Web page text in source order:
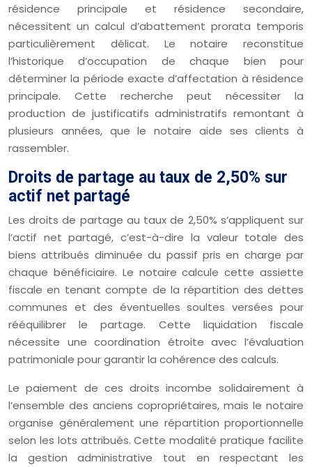
résidence principale et résidence secondaire,
nécessitent un calcul d’abattement prorata temporis
particulièrement délicat. Le notaire reconstitue
l’historique d’occupation de chaque bien pour
déterminer la période exacte d’affectation à résidence
principale. Cette recherche peut nécessiter la
production de justificatifs administratifs remontant à
plusieurs années, que le notaire aide ses clients à
rassembler.
Droits de partage au taux de 2,50% sur
actif net partagé
Les droits de partage au taux de 2,50% s’appliquent sur
l’actif net partagé, c’est-à-dire la valeur totale des
biens attribués diminuée du passif pris en charge par
chaque bénéficiaire. Le notaire calcule cette assiette
fiscale en tenant compte de la répartition des dettes
communes et des éventuelles soultes versées pour
rééquilibrer le partage. Cette liquidation fiscale
nécessite une coordination étroite avec l’évaluation
patrimoniale pour garantir la cohérence des calculs.
Le paiement de ces droits incombe solidairement à
l’ensemble des anciens copropriétaires, mais le notaire
organise généralement une répartition proportionnelle
selon les lots attribués. Cette modalité pratique facilite
la gestion administrative tout en respectant les